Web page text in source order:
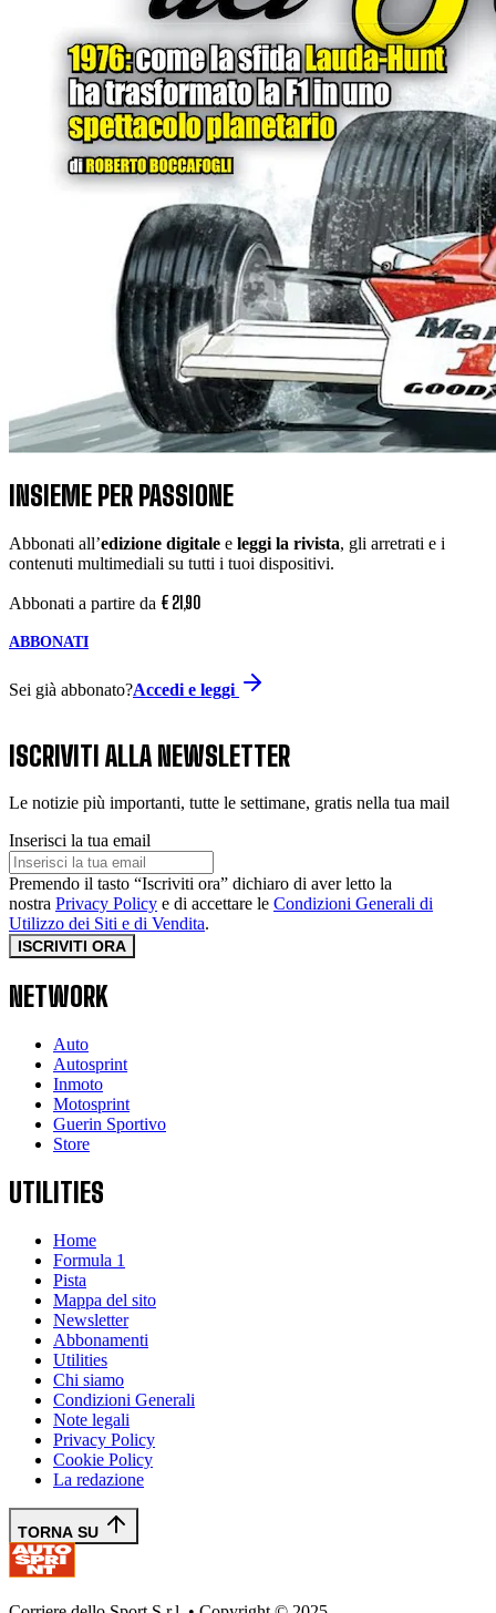
INSIEME PER PASSIONE
Abbonati all’edizione digitale e leggi la rivista, gli arretrati e i
contenuti multimediali su tutti i tuoi dispositivi.
Abbonati a partire da € 21,90
ABBONATI
Sei già abbonato?Accedi e leggi
ISCRIVITI ALLA NEWSLETTER
Le notizie più importanti, tutte le settimane, gratis nella tua mail
Inserisci la tua email
Premendo il tasto “Iscriviti ora” dichiaro di aver letto la
nostra Privacy Policy e di accettare le Condizioni Generali di
Utilizzo dei Siti e di Vendita.
ISCRIVITI ORA
NETWORK
Auto
Autosprint
Inmoto
Motosprint
Guerin Sportivo
Store
UTILITIES
Home
Formula 1
Pista
Mappa del sito
Newsletter
Abbonamenti
Utilities
Chi siamo
Condizioni Generali
Note legali
Privacy Policy
Cookie Policy
La redazione
TORNA SU